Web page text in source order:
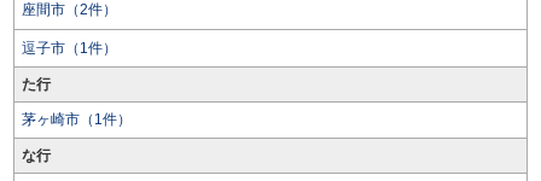
座間市（2件）
逗子市（1件）
た行
茅ヶ崎市（1件）
な行